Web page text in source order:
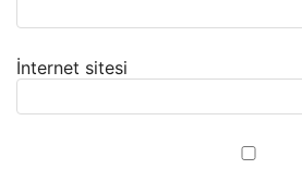
İnternet sitesi